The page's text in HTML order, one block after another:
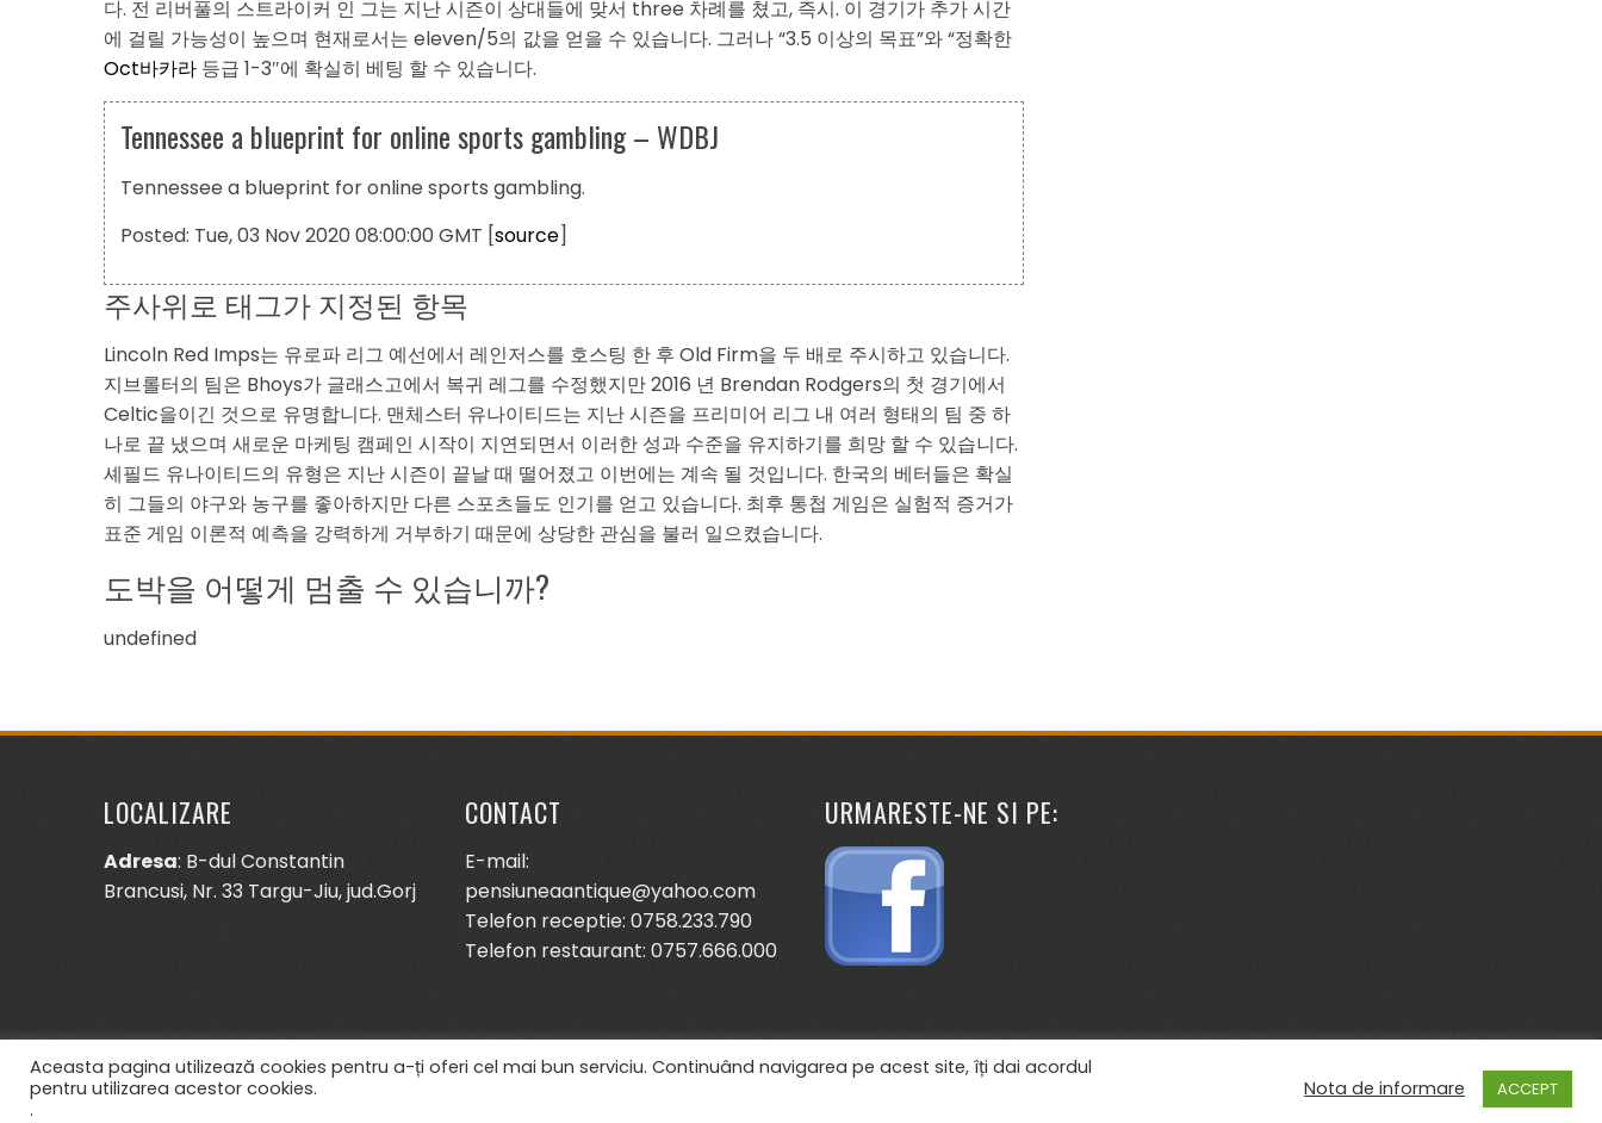
다. 전 리버풀의 스트라이커 인 그는 지난 시즌이 상대들에 맞서 three 차례를 쳤고, 즉시. 이 경기가 추가 시간
에 걸릴 가능성이 높으며 현재로서는 eleven/5의 값을 얻을 수 있습니다. 그러나 “3.5 이상의 목표”와 “정확한
Oct바카라 등급 1-3″에 확실히 베팅 할 수 있습니다.
Tennessee a blueprint for online sports gambling – WDBJ
Tennessee a blueprint for online sports gambling.
Posted: Tue, 03 Nov 2020 08:00:00 GMT [source]
주사위로 태그가 지정된 항목
Lincoln Red Imps는 유로파 리그 예선에서 레인저스를 호스팅 한 후 Old Firm을 두 배로 주시하고 있습니다.
지브롤터의 팀은 Bhoys가 글래스고에서 복귀 레그를 수정했지만 2016 년 Brendan Rodgers의 첫 경기에서
Celtic을이긴 것으로 유명합니다. 맨체스터 유나이티드는 지난 시즌을 프리미어 리그 내 여러 형태의 팀 중 하
나로 끝 냈으며 새로운 마케팅 캠페인 시작이 지연되면서 이러한 성과 수준을 유지하기를 희망 할 수 있습니다.
셰필드 유나이티드의 유형은 지난 시즌이 끝날 때 떨어졌고 이번에는 계속 될 것입니다. 한국의 베터들은 확실
히 그들의 야구와 농구를 좋아하지만 다른 스포츠들도 인기를 얻고 있습니다. 최후 통첩 게임은 실험적 증거가
표준 게임 이론적 예측을 강력하게 거부하기 때문에 상당한 관심을 불러 일으켰습니다.
도박을 어떻게 멈출 수 있습니까?
undefined
LOCALIZARE
Adresa: B-dul Constantin
Brancusi, Nr. 33 Targu-Jiu, jud.Gorj
CONTACT
E-mail:
pensiuneaantique@yahoo.com
Telefon receptie: 0758.233.790
Telefon restaurant: 0757.666.000
URMARESTE-NE SI PE:
Aceasta pagina utilizează cookies pentru a-ți oferi cel mai bun serviciu. Continuând navigarea pe acest site, îți dai acordul
pentru utilizarea acestor cookies.
.
Nota de informare ACCEPT